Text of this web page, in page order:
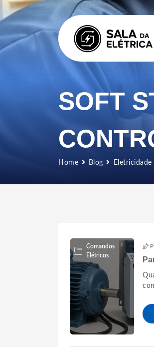
Home Blog Eletricidade
SOFT
Comandos
Elétricos